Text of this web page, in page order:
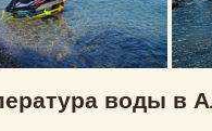
воды в